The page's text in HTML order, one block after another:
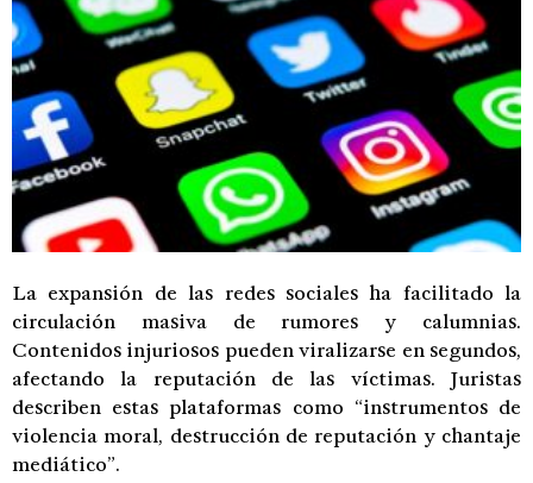
La expansión de las redes sociales ha facilitado la
circulación masiva de rumores y calumnias.
Contenidos injuriosos pueden viralizarse en segundos,
afectando la reputación de las víctimas. Juristas
describen estas plataformas como “instrumentos de
violencia moral, destrucción de reputación y chantaje
mediático”.